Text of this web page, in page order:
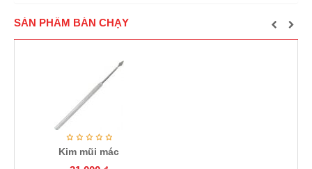
SẢN PHẨM BÁN CHẠY
Kim mũi mác